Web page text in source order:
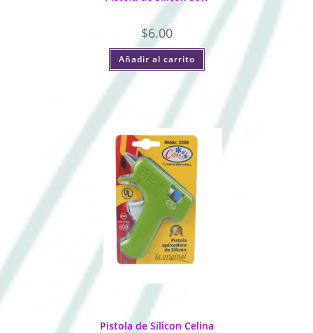
$6.00
Añadir al carrito
Pistola de Silicon Celina